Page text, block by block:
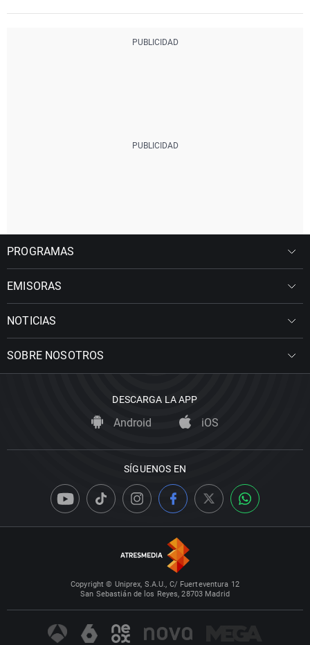
PROGRAMAS
EMISORAS
NOTICIAS
SOBRE NOSOTROS
DESCARGA LA APP
Android iOS
SÍGUENOS EN
Copyright © Uniprex, S.A.U., C/ Fuerteventura 12
San Sebastián de los Reyes, 28703 Madrid